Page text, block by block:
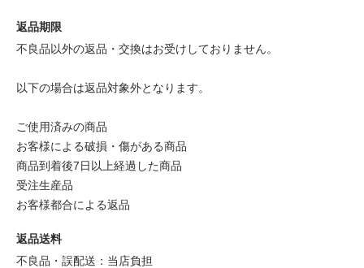
返品期限
不良品以外の返品・交換はお受けしておりません。
以下の場合は返品対象外となります。
ご使用済みの商品
お客様による破損・傷がある商品
商品到着後7日以上経過した商品
受注生産品
お客様都合による返品
返品送料
不良品・誤配送：当店負担